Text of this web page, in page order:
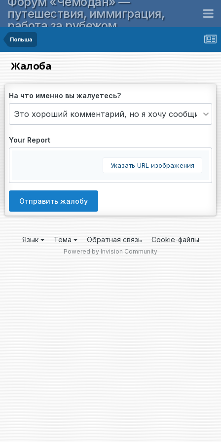
путешествия, иммиграция,
работа за рубежом
Польша
Жалоба
На что именно вы жалуетесь?
Your Report
Указать URL изображения
Отправить жалобу
Язык Тема Обратная связь Cookie-файлы
Powered by Invision Community